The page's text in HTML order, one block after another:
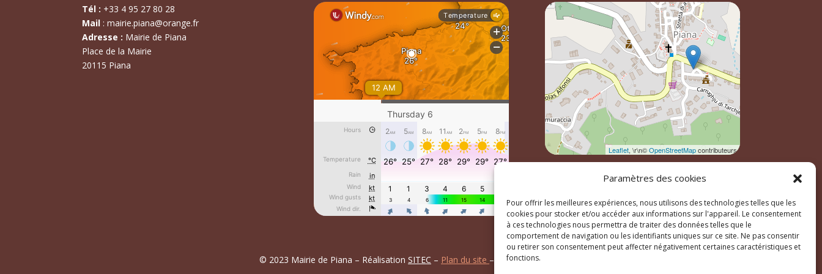
Paramètres des cookies
Pour offrir les meilleures expériences, nous utilisons des technologies telles que les
cookies pour stocker et/ou accéder aux informations sur l'appareil. Le consentement
à ces technologies nous permettra de traiter des données telles que le
comportement de navigation ou les identifiants uniques sur ce site. Ne pas consentir
ou retirer son consentement peut affecter négativement certaines caractéristiques et
fonctions.
Tél : +33 4 95 27 80 28
Mail :mairie.piana@orange.fr
Adresse : Mairie de Piana
Place de la Mairie
20115 Piana
Leaflet, \r\n©OpenStreetMapcontributeurs
© 2023 Mairie de Piana – Réalisation SITEC – Plan du site – Mention Légales